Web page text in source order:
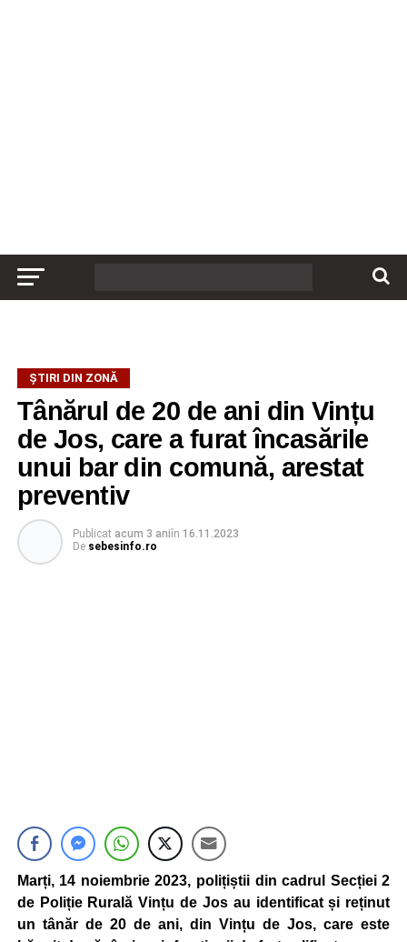
ȘTIRI DIN ZONĂ
Tânărul de 20 de ani din Vințu
de Jos, care a furat încasările
unui bar din comună, arestat
preventiv
Publicat acum 3 aniîn 16.11.2023
De sebesinfo.ro
Marți, 14 noiembrie 2023, polițiștii din cadrul Secției 2
de Poliție Rurală Vințu de Jos au identificat și reținut
un tânăr de 20 de ani, din Vințu de Jos, care este